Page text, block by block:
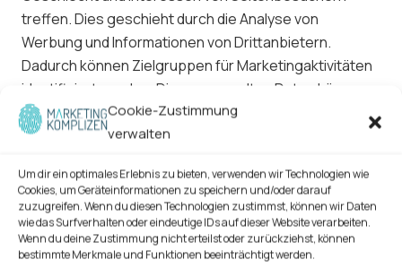
Cookie-Zustimmung
verwalten
Um dir ein optimales Erlebnis zu bieten, verwenden wir Technologien wie
Cookies, um Geräteinformationen zu speichern und/oder darauf
zuzugreifen. Wenn du diesen Technologien zustimmst, können wir Daten
wie das Surfverhalten oder eindeutige IDs auf dieser Website verarbeiten.
Wenn du deine Zustimmung nicht erteilst oder zurückziehst, können
bestimmte Merkmale und Funktionen beeinträchtigt werden.
treffen. Dies geschieht durch die Analyse von
Werbung und Informationen von Drittanbietern.
Dadurch können Zielgruppen für Marketingaktivitäten
identifiziert werden. Die gesammelten Daten können
jedoch keiner bestimmten Person zugeordnet werden
und werden nach einer Speicherung für die Dauer von
Google Signals
Als Erweiterung zu Google Analytics 4 kann auf dieser
Website Google Signals verwendet werden, um
geräteübergreifende Berichte erstellen zu lassen.